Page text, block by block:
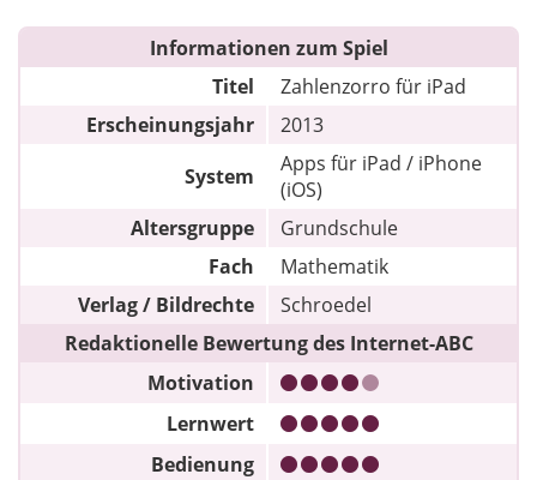
Informationen zum Spiel
Titel
Zahlenzorro für iPad
Erscheinungsjahr
2013
System
Apps für iPad / iPhone
(iOS)
Altersgruppe
Grundschule
Fach
Mathematik
Verlag / Bildrechte
Schroedel
Redaktionelle Bewertung des Internet-ABC
Motivation
Lernwert
Bedienung